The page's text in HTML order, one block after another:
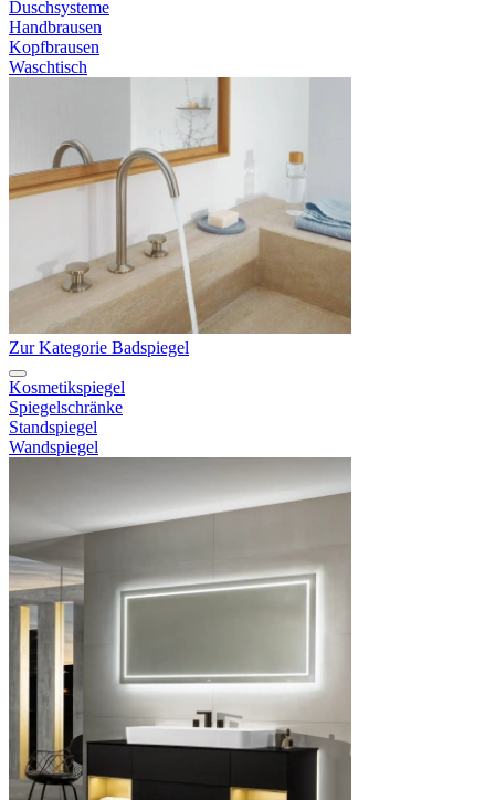
Duschsysteme
Handbrausen
Kopfbrausen
Waschtisch
Zur Kategorie Badspiegel
Kosmetikspiegel
Spiegelschränke
Standspiegel
Wandspiegel